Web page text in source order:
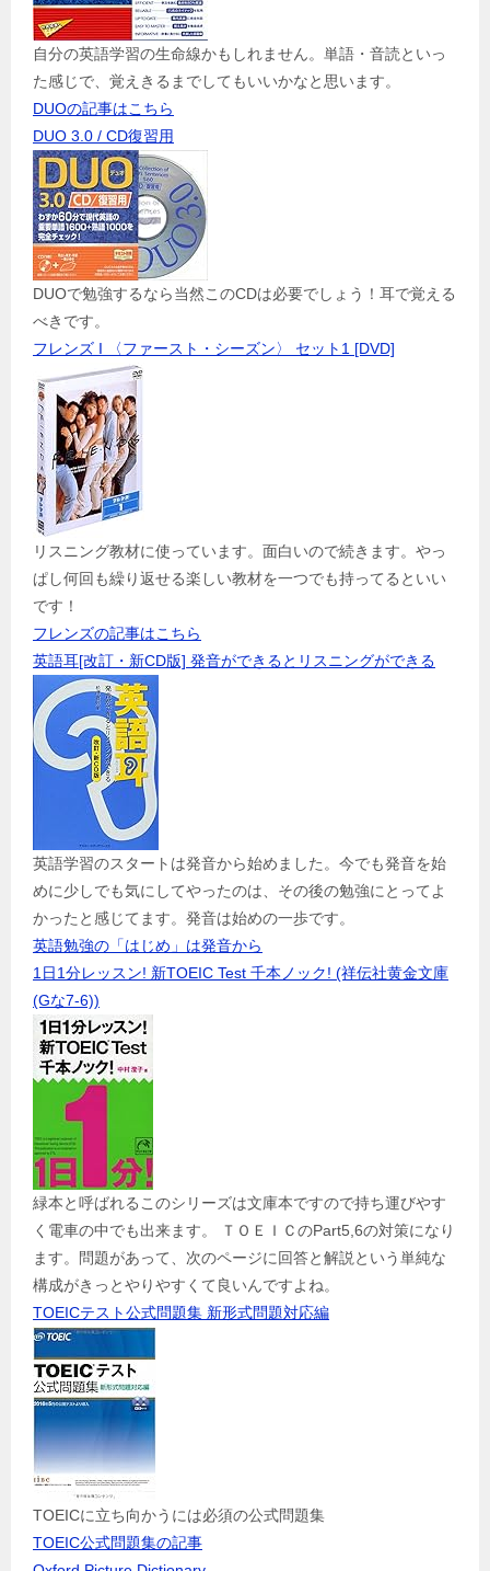
自分の英語学習の生命線かもしれません。単語・音読といっ
た感じで、覚えきるまでしてもいいかなと思います。
DUOの記事はこちら
DUO 3.0 / CD復習用
DUOで勉強するなら当然このCDは必要でしょう！耳で覚える
べきです。
フレンズ I 〈ファースト・シーズン〉 セット1 [DVD]
リスニング教材に使っています。面白いので続きます。やっ
ぱし何回も繰り返せる楽しい教材を一つでも持ってるといい
です！
フレンズの記事はこちら
英語耳[改訂・新CD版] 発音ができるとリスニングができる
英語学習のスタートは発音から始めました。今でも発音を始
めに少しでも気にしてやったのは、その後の勉強にとってよ
かったと感じてます。発音は始めの一歩です。
英語勉強の「はじめ」は発音から
1日1分レッスン! 新TOEIC Test 千本ノック! (祥伝社黄金文庫
(Gな7-6))
緑本と呼ばれるこのシリーズは文庫本ですので持ち運びやす
く電車の中でも出来ます。 ＴＯＥＩＣのPart5,6の対策になり
ます。問題があって、次のページに回答と解説という単純な
構成がきっとやりやすくて良いんですよね。
TOEICテスト公式問題集 新形式問題対応編
TOEICに立ち向かうには必須の公式問題集
TOEIC公式問題集の記事